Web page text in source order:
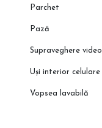
Parchet
Pază
Supraveghere video
Uși interior celulare
Vopsea lavabilă